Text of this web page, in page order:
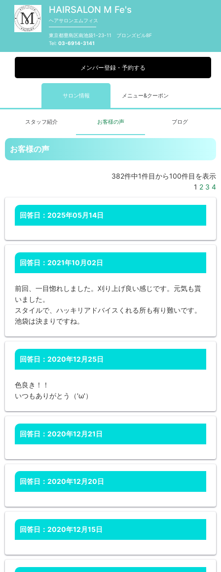
HAIRSALON M Fe's
ヘアサロンエムフィス
東京都豊島区南池袋1-23-11 ブロンズビル8F
03-6914-3141
メンバー登録・予約する
サロン情報 メニュー&クーポン
スタッフ紹介 お客様の声 ブログ
お客様の声
382件中1件目から100件目を表示
1 2 3 4
回答日：2025年05月14日
回答日：2021年10月02日
前回、一目惚れしました。刈り上げ良い感じです。元気も貰
いました。
スタイルで、ハッキリアドバイスくれる所も有り難いです。
池袋は決まりですね。
回答日：2020年12月25日
色良き！！
いつもありがとう（'ω'）
回答日：2020年12月21日
回答日：2020年12月20日
回答日：2020年12月15日